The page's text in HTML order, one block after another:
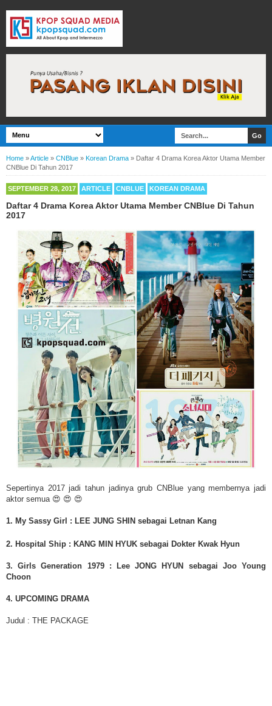
Home »Article » CNBlue » Korean Drama » Daftar 4 Drama Korea Aktor Utama Member
CNBlue Di Tahun 2017
SEPTEMBER 28, 2017 ARTICLE CNBLUE KOREAN DRAMA
Daftar 4 Drama Korea Aktor Utama Member CNBlue Di Tahun
2017
Sepertinya 2017 jadi tahun jadinya grub CNBlue yang membernya jadi
aktor semua 😍 😍 😍
1. My Sassy Girl : LEE JUNG SHIN sebagai Letnan Kang
2. Hospital Ship : KANG MIN HYUK sebagai Dokter Kwak Hyun
3. Girls Generation 1979 : Lee JONG HYUN sebagai Joo Young
Choon
4. UPCOMING DRAMA
Judul : THE PACKAGE